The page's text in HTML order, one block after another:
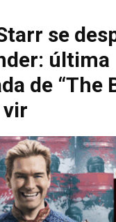
se
última
de “The